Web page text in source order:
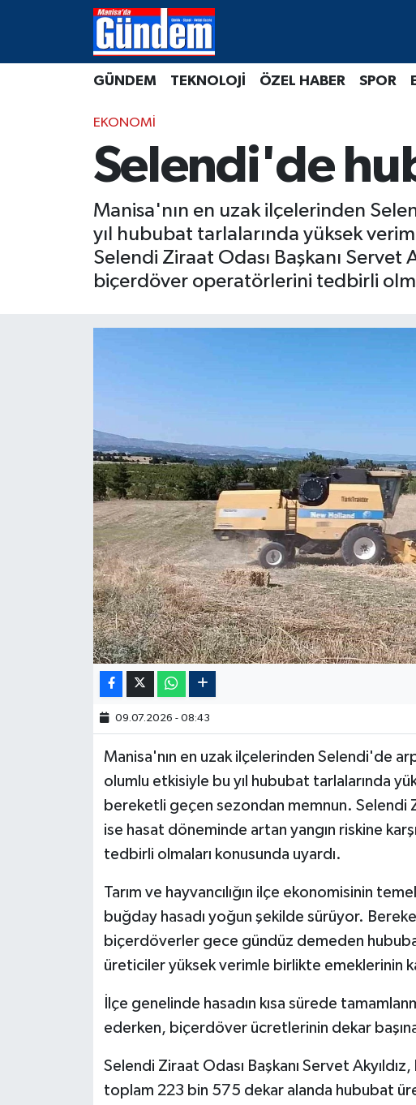
GÜNDEM TEKNOLOJİ ÖZEL HABER SPOR
EKONOMİ
Selendi'de
Manisa'nın en uzak ilçelerinden
yıl hububat tarlalarında yüksek
Selendi Ziraat Odası Başkanı Servet
biçerdöver operatörlerini tedbirli
09.07.2026 - 08:43
Manisa'nın en uzak ilçelerinden Selendi'de
olumlu etkisiyle bu yıl hububat tarlalarında
bereketli geçen sezondan memnun. Selendi
ise hasat döneminde artan yangın riskine
tedbirli olmaları konusunda uyardı.
Tarım ve hayvancılığın ilçe ekonomisinin
buğday hasadı yoğun şekilde sürüyor.
biçerdöverler gece gündüz demeden
üreticiler yüksek verimle birlikte emeklerinin
İlçe genelinde hasadın kısa sürede
ederken, biçerdöver ücretlerinin dekar
Selendi Ziraat Odası Başkanı Servet
toplam 223 bin 575 dekar alanda hububat
Manisa Hava Durumu
Süper Lig Puan Durumu ve Fikstür
Tüm Manşetler
Son Dakika Haberleri
Haber Arşivi